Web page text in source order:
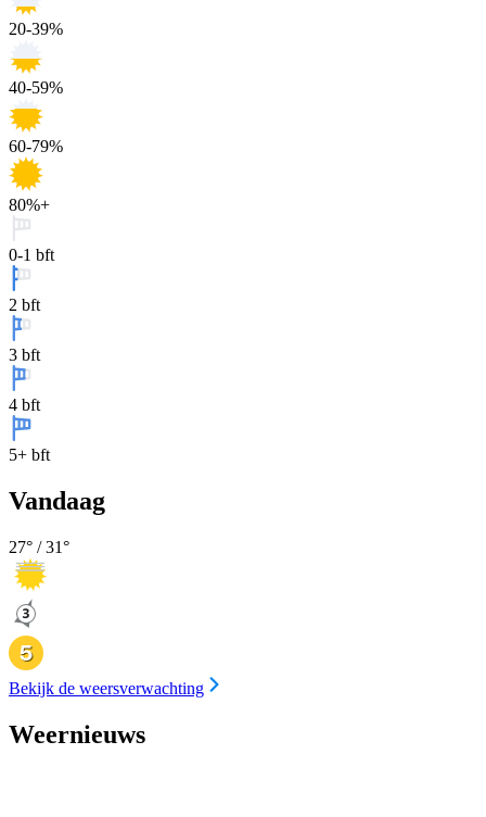
20-39%
40-59%
60-79%
80%+
0-1 bft
2 bft
3 bft
4 bft
5+ bft
Vandaag
27° /31°
Bekijk de weersverwachting
Weernieuws